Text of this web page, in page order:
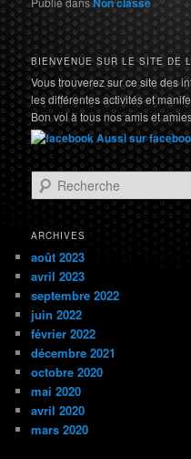
BIENVENUE SUR LE SITE DE
Vous trouverez sur ce site des
les différentes activités et
Bon vol à tous nos amis et
Aussi sur
e
h
r
c
h
e
ARCHIVES
août 2023
avril 2023
septembre 2022
juin 2022
février 2022
décembre 2021
octobre 2020
mai 2020
avril 2020
mars 2020